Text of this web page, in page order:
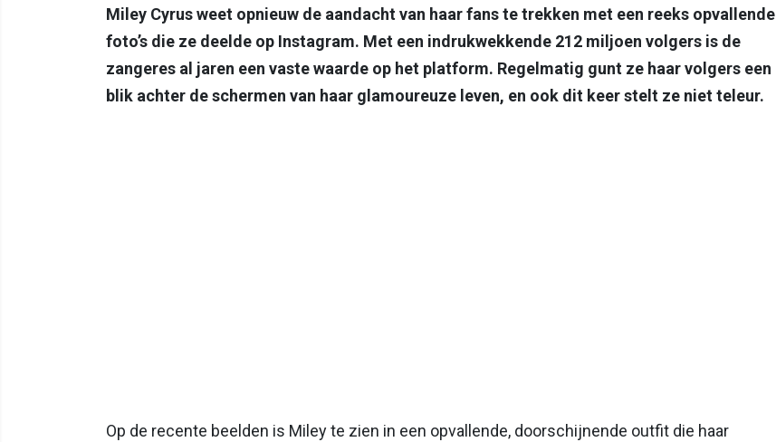
Miley Cyrus weet opnieuw de aandacht van haar fans te trekken met een reeks opvallende
foto’s die ze deelde op Instagram. Met een indrukwekkende 212 miljoen volgers is de
zangeres al jaren een vaste waarde op het platform. Regelmatig gunt ze haar volgers een
blik achter de schermen van haar glamoureuze leven, en ook dit keer stelt ze niet teleur.
Op de recente beelden is Miley te zien in een opvallende, doorschijnende outfit die haar